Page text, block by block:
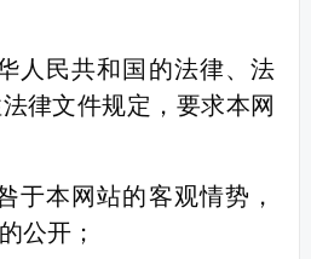
人民共和国的法律、法
律文件规定，要求本网
于本网站的客观情势，
公开；